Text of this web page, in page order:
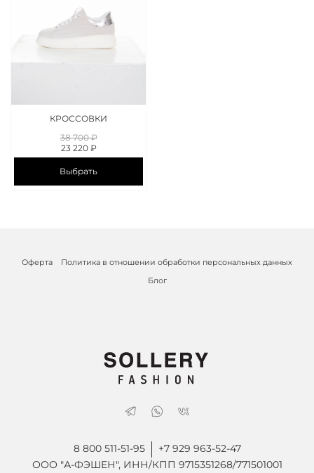
КРОССОВКИ
38 700 ₽
23 220 ₽
Выбрать
Оферта
Политика в отношении обработки персональных данных
Блог
8 800 511-51-95
+7 929 963-52-47
ООО "А-ФЭШЕН", ИНН/КПП 9715351268/771501001